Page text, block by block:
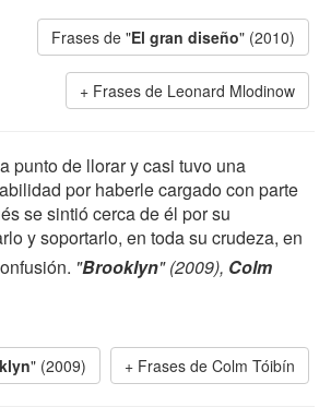
Frases de "El gran diseño" (2010)
Frases de Leonard Mlodinow
punto de llorar y casi tuvo una
por haberle cargado con parte
se sintió cerca de él por su
y soportarlo, en toda su crudeza, en
"Brooklyn" (2009), Colm
" (2009) Frases de Colm Tóibín